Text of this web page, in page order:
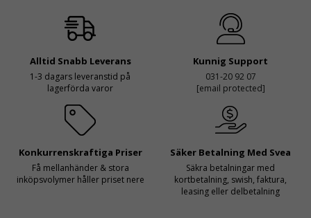
Alltid Snabb Leverans
1-3 dagars leveranstid på
lagerförda varor
Kunnig Support
031-20 92 07
[email protected]
Konkurrenskraftiga Priser
Få mellanhänder & stora
inköpsvolymer håller priset nere
Säker Betalning Med Svea
Säkra betalningar med
kortbetalning, swish, faktura,
leasing eller delbetalning